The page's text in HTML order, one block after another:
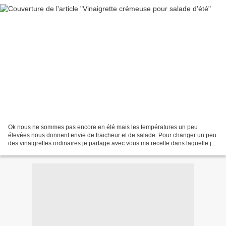
Ok nous ne sommes pas encore en été mais les températures un peu
élevées nous donnent envie de fraicheur et de salade. Pour changer un peu
des vinaigrettes ordinaires je partage avec vous ma recette dans laquelle je